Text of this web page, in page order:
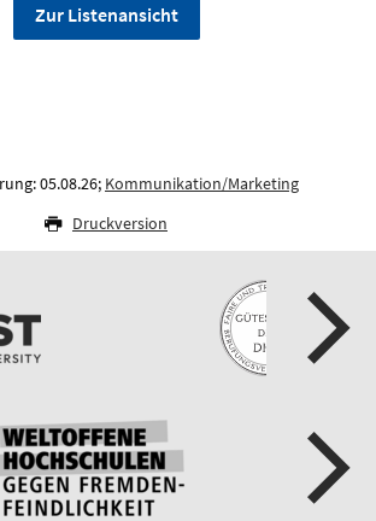
Zur Listenansicht
05.08.26; Kommunikation/Marketing
Druckversion